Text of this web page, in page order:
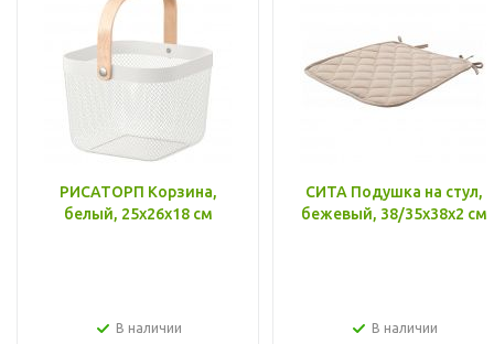
РИСАТОРП Корзина,
белый, 25x26x18 см
В наличии
СИТА Подушка на стул,
бежевый, 38/35x38x2 см
В наличии